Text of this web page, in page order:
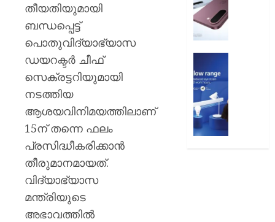
തീയതിയുമായി
ബന്ധപ്പെട്ട്
പൊതുവിദ്യാഭ്യാസ
ഡയറക്ടർ ചീഫ്
സെക്രട്ടറിയുമായി
നടത്തിയ
ആശയവിനിമയത്തിലാണ്
15ന് തന്നെ ഫലം
പ്രസിദ്ധീകരിക്കാൻ
തീരുമാനമായത്.
വിദ്യാഭ്യാസ
മന്ത്രിയുടെ
അഭാവത്തിൽ